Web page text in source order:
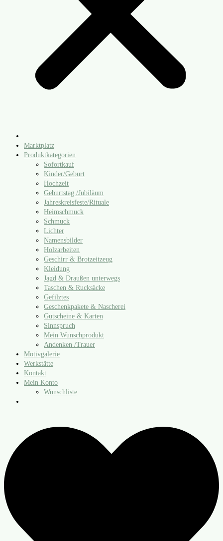
Marktplatz
Produktkategorien
Sofortkauf
Kinder/​Geburt
Hochzeit
Geburtstag /​Jubiläum
Jahreskreisfeste/​Rituale
Heimschmuck
Schmuck
Lichter
Namensbilder
Holzarbeiten
Geschirr & Brotzeitzeug
Kleidung
Jagd & Draußen unterwegs
Taschen & Rucksäcke
Gefilztes
Geschenkpakete & Nascherei
Gutscheine & Karten
Sinnspruch
Mein Wunschprodukt
Andenken /​Trauer
Motivgalerie
Werkstätte
Kontakt
Mein Konto
Wunschliste